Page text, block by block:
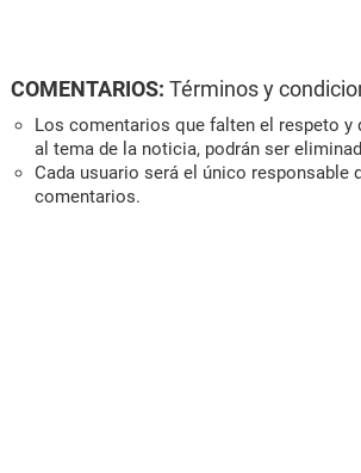
COMENTARIOS: Términos y
Los comentarios que falten el respeto y
al tema de la noticia, podrán ser
Cada usuario será el único responsable
comentarios.